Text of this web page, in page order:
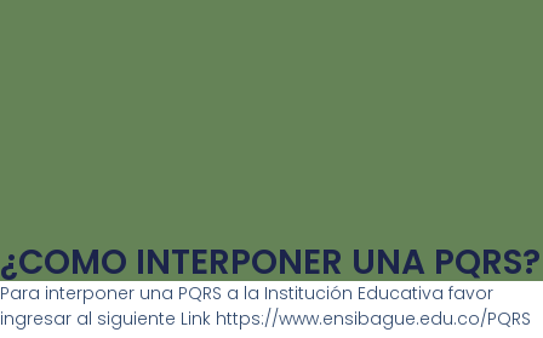
¿COMO INTERPONER UNA PQRS?
Para interponer una PQRS a la Institución Educativa favor
ingresar al siguiente Link https://www.ensibague.edu.co/PQRS